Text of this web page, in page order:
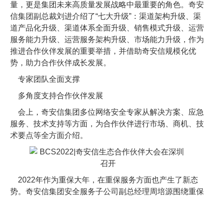
量，更是集团未来高质量发展战略中最重要的角色。奇安
信集团副总裁刘进介绍了“七大升级”：渠道架构升级、渠
道产品化升级、渠道体系全面升级、销售模式升级、运营
服务能力升级、运营服务架构升级、市场能力升级，作为
推进合作伙伴发展的重要举措，并借助奇安信规模化优
势，助力合作伙伴成长发展。
专家团队全面支撑
多角度支持合作伙伴发展
会上，奇安信集团多位网络安全专家从解决方案、应急
服务、技术支持等方面，为合作伙伴进行市场、商机、技
术要点等全方面介绍。
2022年作为重保大年，在重保服务方面也产生了新态
势。奇安信集团安全服务子公司副总经理周培源围绕重保